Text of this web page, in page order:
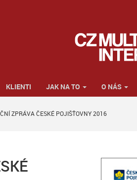
KLIENTI JAK NA TO O NÁS
ZPRÁVA ČESKÉ POJIŠŤOVNY 2016